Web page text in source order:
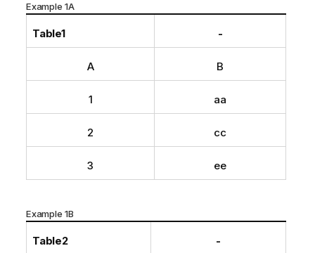
Example 1A
Table1 -
A B
1 aa
2 cc
3 ee
Example 1B
Table2 -